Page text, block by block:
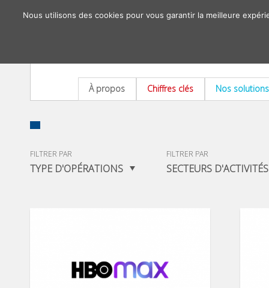
À propos Chiffres clés Nos solutions
FILTRER PAR
TYPE D'OPÉRATIONS
FILTRER PAR
SECTEURS D'ACTIVITÉS
Nous utilisons des cookies pour vous garantir la meilleure